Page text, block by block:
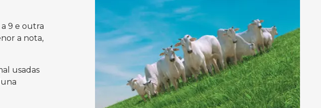
9 e outra
a nota,
usadas